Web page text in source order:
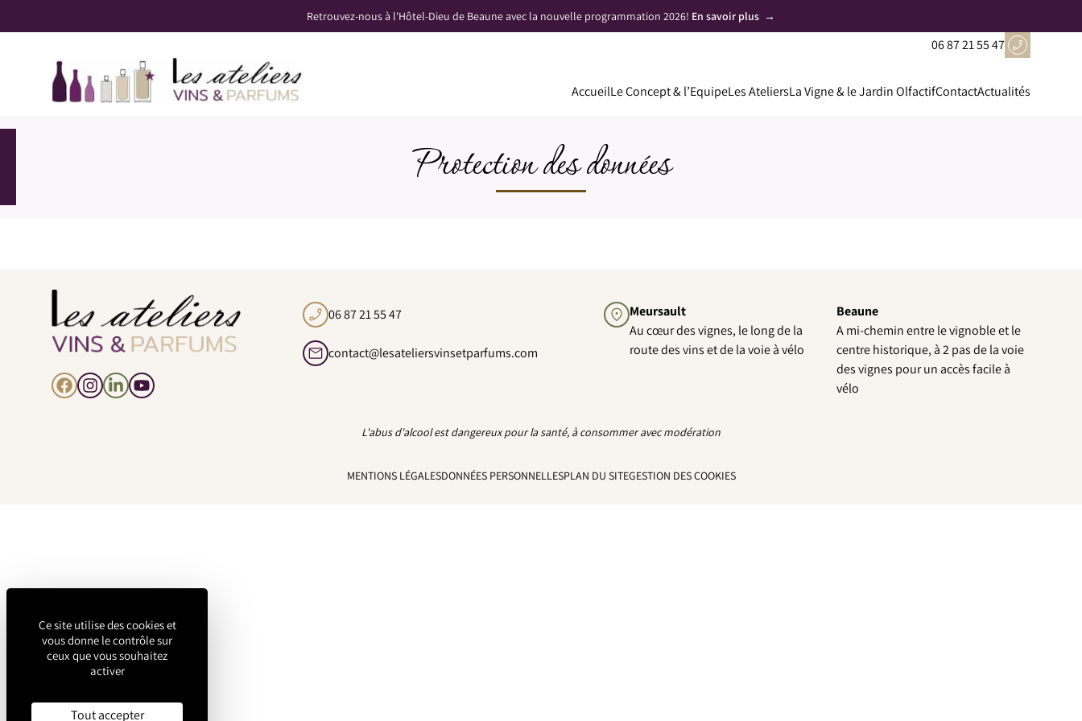
Retrouvez-nous à l'Hôtel-Dieu de Beaune avec la nouvelle programmation 2026! En savoir plus →
06 87 21 55 47
AccueilLe Concept & l’EquipeLes AteliersLa Vigne & le Jardin OlfactifContactActualités
Protection des données
FacebookInstagram
LinkedIn
YouTube
06 87 21 55 47
contact@lesateliersvinsetparfums.com
Meursault
Au cœur des vignes, le long de la
route des vins et de la voie à vélo
Beaune
A mi-chemin entre le vignoble et le
centre historique, à 2 pas de la voie
des vignes pour un accès facile à
vélo
L'abus d'alcool est dangereux pour la santé, à consommer avec modération
MENTIONS LÉGALESDONNÉES PERSONNELLESPLAN DU SITEGESTION DES COOKIES
Ce site utilise des cookies et
vous donne le contrôle sur
ceux que vous souhaitez
activer
Tout accepter